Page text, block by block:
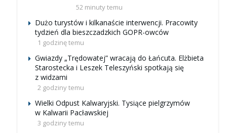
52 minuty temu
Dużo turystów i kilkanaście interwencji. Pracowity
tydzień dla bieszczadzkich GOPR-owców
1 godzinę temu
Gwiazdy „Trędowatej” wracają do Łańcuta. Elżbieta
Starostecka i Leszek Teleszyński spotkają się
z widzami
2 godziny temu
Wielki Odpust Kalwaryjski. Tysiące pielgrzymów
w Kalwarii Pacławskiej
3 godziny temu